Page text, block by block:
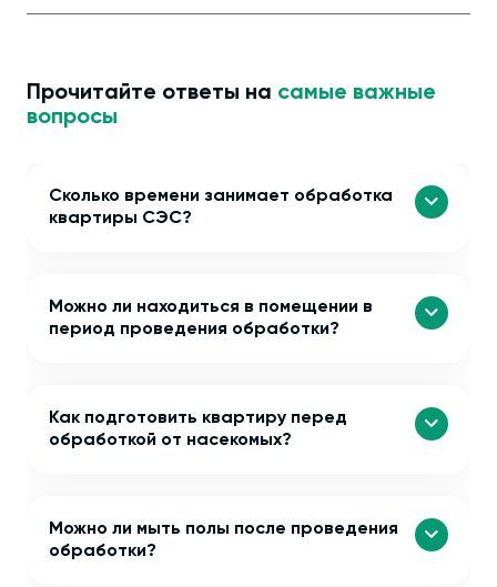
Прочитайте ответы на самые важные
вопросы
Сколько времени занимает обработка
квартиры СЭС?
Можно ли находиться в помещении в
период проведения обработки?
Как подготовить квартиру перед
обработкой от насекомых?
Можно ли мыть полы после проведения
обработки?